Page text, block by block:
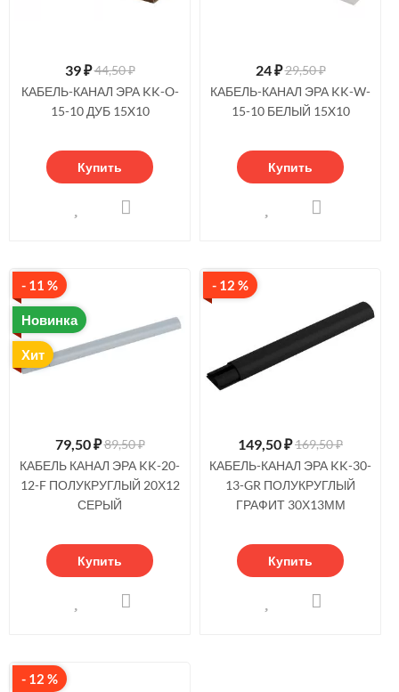
39₽44,50 ₽
КАБЕЛЬ-КАНАЛ ЭРА KK-O-
15-10 ДУБ 15X10
Купить
24₽29,50 ₽
КАБЕЛЬ-КАНАЛ ЭРА KK-W-
15-10 БЕЛЫЙ 15X10
Купить
- 11 %
Новинка
Хит
79,50₽89,50 ₽
КАБЕЛЬ КАНАЛ ЭРА KK-20-
12-F ПОЛУКРУГЛЫЙ 20Х12
СЕРЫЙ
Купить
- 12 %
149,50₽169,50 ₽
КАБЕЛЬ-КАНАЛ ЭРА KK-30-
13-GR ПОЛУКРУГЛЫЙ
ГРАФИТ 30Х13ММ
Купить
- 12 %